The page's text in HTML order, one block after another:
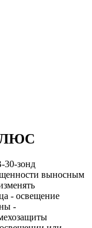
30-зонд
выносным
- освещение
-